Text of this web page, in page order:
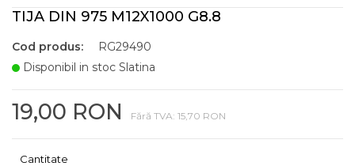
TIJA DIN 975 M12X1000 G8.8
Cod produs:
RG29490
Disponibil in stoc Slatina
19,00 RON Fără TVA: 15,70 RON
Cantitate